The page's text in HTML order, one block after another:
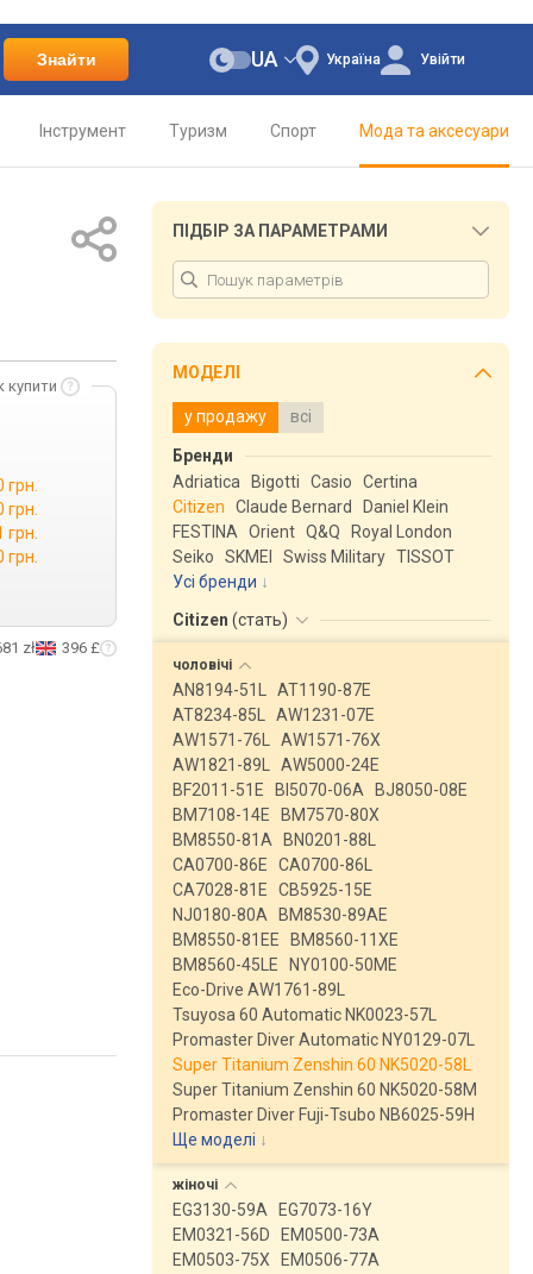
Знайти Україна
UA Увійти
Інструмент Туризм Спорт Мода та аксесуари
купити
грн.
грн.
грн.
грн.
zł 396 £
ПІДБІР ЗА ПАРАМЕТРАМИ
МОДЕЛІ
у продажу всі
Бренди
Adriatica
Bigotti Casio
Certina
Citizen
Claude Bernard
Daniel Klein
FESTINA
Orient Q&Q
Royal London
Seiko
SKMEI Swiss Military TISSOT
Усі бренди
Citizen (стать)
чоловічі
AN8194-51L
AT1190-87E
AT8234-85L
AW1231-07E
AW1571-76L
AW1571-76X
AW1821-89L
AW5000-24E
BF2011-51E
BI5070-06A
BJ8050-08E
BM7108-14E
BM7570-80X
BM8550-81A
BN0201-88L
CA0700-86E
CA0700-86L
CA7028-81E
CB5925-15E
NJ0180-80A
BM8530-89AE
BM8550-81EE
BM8560-11XE
BM8560-45LE
NY0100-50ME
Eco-Drive AW1761-89L
Tsuyosa 60 Automatic NK0023-57L
Promaster Diver Automatic NY0129-07L
Super Titanium Zenshin 60 NK5020-58L
Super Titanium Zenshin 60 NK5020-58M
Promaster Diver Fuji-Tsubo NB6025-59H
Ще моделі ↓
жіночі
EG3130-59A
EG7073-16Y
EM0321-56D
EM0500-73A
EM0503-75X
EM0506-77A